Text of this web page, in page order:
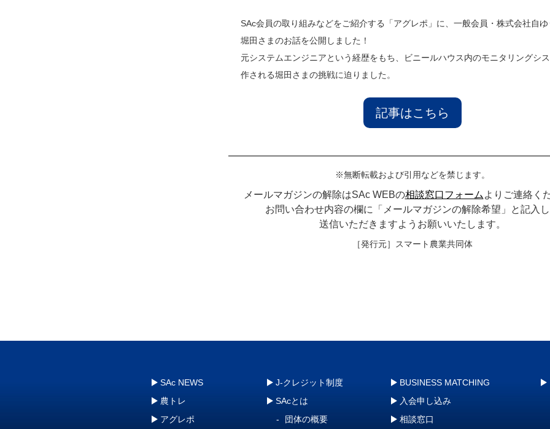
SAc会員の取り組みなどをご紹介する「アグレポ」に、一般会員・株式会社自
堀田さまのお話を公開しました！
元システムエンジニアという経歴をもち、ビニールハウス内のモニタリングシ
作される堀田さまの挑戦に迫りました。
記事はこちら
※無断転載および引用などを禁じます。
メールマガジンの解除はSAc WEBの相談窓口フォーム よりご連絡く
お問い合わせ内容の欄に「メールマガジンの解除希望」と記入
送信いただきますようお願いいたします。
［発行元］スマート農業共同体
SAc NEWS
農トレ
アグレポ
J-クレジット制度
SAcとは
団体の概要
BUSINESS MATCHING
入会申し込み
相談窓口